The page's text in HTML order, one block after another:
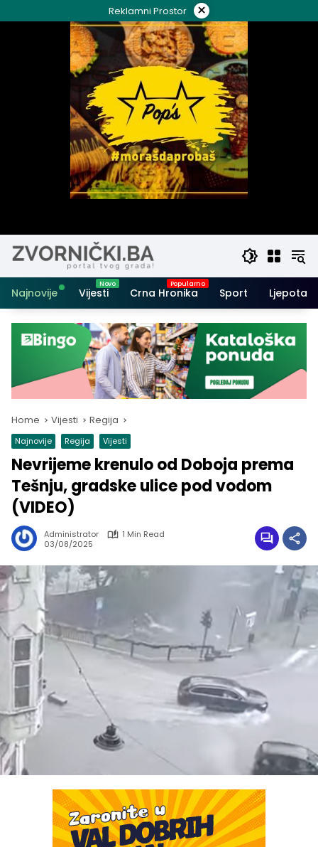
to
Reklamni Prostor ×
Najnovije Vijesti Crna Hronika Sport Ljepota i
Home Vijesti Regija
Najnovije Regija Vijesti
Nevrijeme krenulo od Doboja prema
Tešnju, gradske ulice pod vodom
(VIDEO)
Administrator
1 Min Read
03/08/2025